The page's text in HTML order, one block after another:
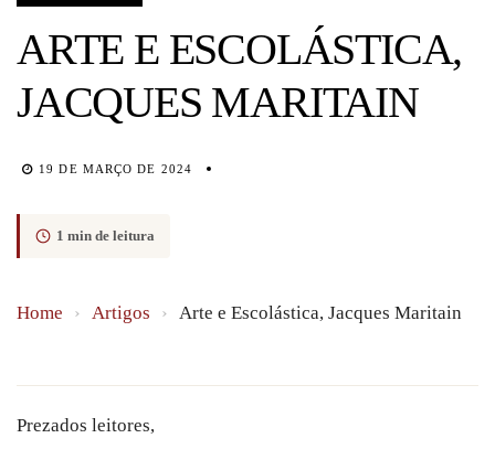
ARTE E ESCOLÁSTICA,
JACQUES MARITAIN
19 DE MARÇO DE 2024
1 min de leitura
Home › Artigos › Arte e Escolástica, Jacques Maritain
Prezados leitores,